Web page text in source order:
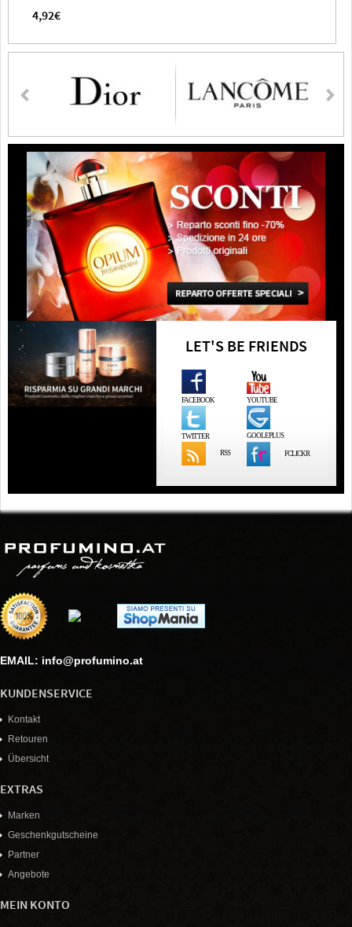
4,92€
LET'S BE FRIENDS
FACEBOOK YOUTUBE
TWITTER GOOLEPLUS
RSS FCLICKR
EMAIL: info@profumino.at
KUNDENSERVICE
Kontakt
Retouren
Übersicht
EXTRAS
Marken
Geschenkgutscheine
Partner
Angebote
MEIN KONTO